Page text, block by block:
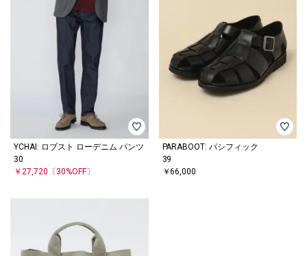
YCHAI: ロブスト ローデニム パンツ
30
￥27,720 〔30%OFF〕
PARABOOT: パシフィック
39
￥66,000